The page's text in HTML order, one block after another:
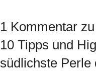
1 Kommentar
10 Tipps und
südlichste Perle